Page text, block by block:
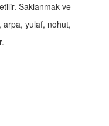
Saklanmak ve
arpa, yulaf, nohut,